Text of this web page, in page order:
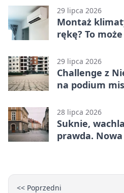
29 lipca 2026
Montaż
rękę? To
29 lipca 2026
Challenge z
na podium
28 lipca 2026
Suknie,
prawda.
<< Poprzedni